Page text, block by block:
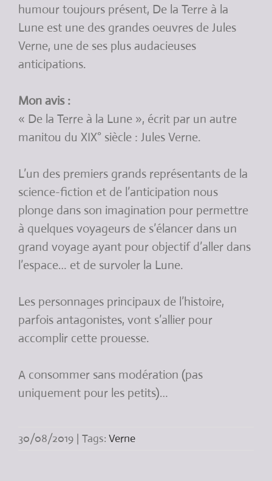
humour toujours présent, De la Terre à la
Lune est une des grandes oeuvres de Jules
Verne, une de ses plus audacieuses
anticipations.
Mon avis :
« De la Terre à la Lune », écrit par un autre
manitou du XIX° siècle : Jules Verne.
L’un des premiers grands représentants de la
science-fiction et de l’anticipation nous
plonge dans son imagination pour permettre
à quelques voyageurs de s’élancer dans un
grand voyage ayant pour objectif d’aller dans
l’espace… et de survoler la Lune.
Les personnages principaux de l’histoire,
parfois antagonistes, vont s’allier pour
accomplir cette prouesse.
A consommer sans modération (pas
uniquement pour les petits)…
30/08/2019 | Tags: Verne